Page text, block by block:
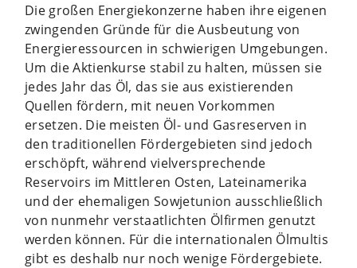
Die großen Energiekonzerne haben ihre eigenen
zwingenden Gründe für die Ausbeutung von
Energieressourcen in schwierigen Umgebungen.
Um die Aktienkurse stabil zu halten, müssen sie
jedes Jahr das Öl, das sie aus existierenden
Quellen fördern, mit neuen Vorkommen
ersetzen. Die meisten Öl- und Gasreserven in
den traditionellen Fördergebieten sind jedoch
erschöpft, während vielversprechende
Reservoirs im Mittleren Osten, Lateinamerika
und der ehemaligen Sowjetunion ausschließlich
von nunmehr verstaatlichten Ölfirmen genutzt
werden können. Für die internationalen Ölmultis
gibt es deshalb nur noch wenige Fördergebiete.